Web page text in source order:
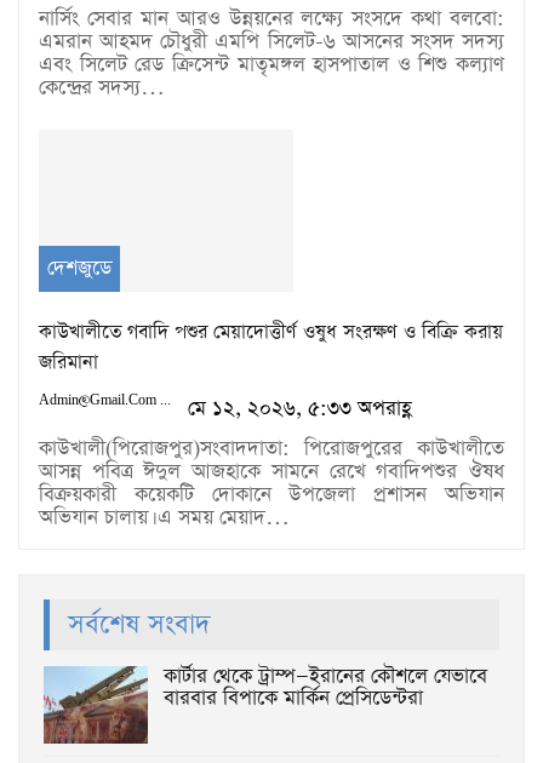
নার্সিং সেবার মান আরও উন্নয়নের লক্ষ্যে সংসদে কথা বলবো:
এমরান আহমদ চৌধুরী এমপি সিলেট-৬ আসনের সংসদ সদস্য
এবং সিলেট রেড ক্রিসেন্ট মাতৃমঙ্গল হাসপাতাল ও শিশু কল্যাণ
কেন্দ্রের সদস্য…
দেশজুডে
কাউখালীতে গবাদি পশুর মেয়াদোত্তীর্ণ ওষুধ সংরক্ষণ ও বিক্রি করায়
জরিমানা
Admin@gmail.com
মে ১২, ২০২৬, ৫:৩৩ অপরাহ্ণ
কাউখালী(পিরোজপুর)সংবাদদাতা: পিরোজপুরের কাউখালীতে
আসন্ন পবিত্র ঈদুল আজহাকে সামনে রেখে গবাদিপশুর ঔষধ
বিক্রয়কারী কয়েকটি দোকানে উপজেলা প্রশাসন অভিযান
অভিযান চালায়। এ সময় মেয়াদ…
সর্বশেষ সংবাদ
কার্টার থেকে ট্রাম্প—ইরানের কৌশলে যেভাবে
বারবার বিপাকে মার্কিন প্রেসিডেন্টরা